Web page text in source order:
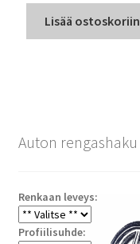
Lisää ostoskoriin
Auton rengashaku
Renkaan leveys:
Profiilisuhde: